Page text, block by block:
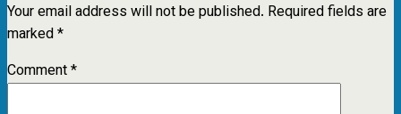
Your email address will not be published. Required fields are
marked*
Comment*